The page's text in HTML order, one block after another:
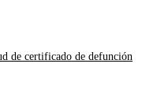
de certificado de defunción